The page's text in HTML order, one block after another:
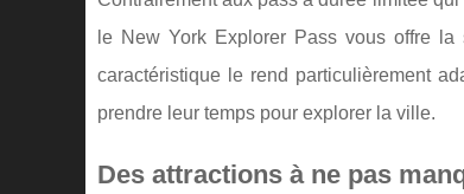
le New York Explorer Pass vous offre
caractéristique le rend particulièrement
prendre leur temps pour explorer la ville.
Des attractions à ne pas